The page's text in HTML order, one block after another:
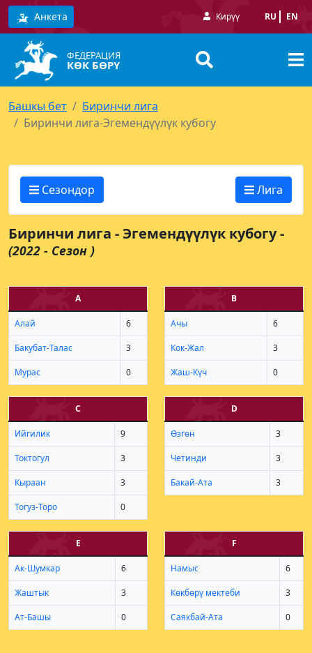
Анкета Кирүү RU EN
ФЕДЕРАЦИЯ
КӨК БӨРҮ
Башкы бет
Биринчи лига
Биринчи лига-Эгемендүүлүк кубогу
Сезондор Лига
Биринчи лига - Эгемендүүлүк кубогу -
(2022 - Сезон )
А
Алай 6
Бакубат-Талас 3
Мурас 0
В
Ачы 6
Кок-Жал 3
Жаш-Күч 0
С
Ийгилик 9
Токтогул 3
Кыраан 3
Тогуз-Торо 0
D
Өзгөн 3
Четинди 3
Бакай-Ата 3
E
Ак-Шумкар 6
Жаштык 3
Ат-Башы 0
F
Намыс 6
Көкбөрү мектеби 3
Саякбай-Ата 0